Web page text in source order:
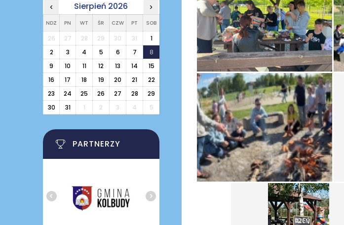
‹ Sierpień 2026 ›
NDZ PN WT ŚR CZW PT SOB
26 27 28 29 30 31
1
2
3 4 5 6 7
8
9
10 11 12 13 14
15
16
17 18 19 20 21
22
23
24 25 26 27 28
29
30
31 1 2 3 4 5
PARTNERZY